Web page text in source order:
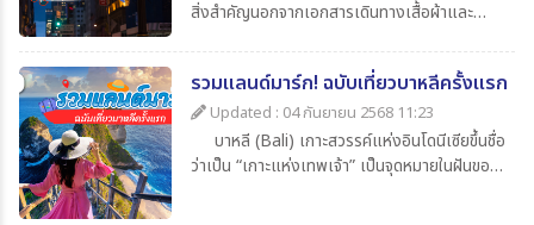
สิ่งสำคัญนอกจากเอกสารเดินทางเสื้อผ้าและ
ข้ามก็คือความรู้เกี่ยวกับเวลาในประเทศปลายทาง
ว่าต่างจากประเทศไทยกี่ชั่วโมงเพื่อจะได้ปรับ
นาฬิกาให้ตรงตามไทม์โซน และยังช่วยให้สื่อสาร
ตรงกับเมืองไทยโดยในบทความนี้ได้รวบรวมข้อมูล
น่าสนใจเกี่ยวกับเวลาที่ไทยต่างจากประเทศอื่น มา
รวมแลนด์มาร์ก! ฉบับเที่ยวบาหลีครั้งแรก
Updated : 04 กันยายน 2568 11:23
บาหลี (Bali) เกาะสวรรค์แห่งอินโดนีเซียขึ้นชื่อ
ว่าเป็น “เกาะแห่งเทพเจ้า” เป็นจุดหมายในฝันของ